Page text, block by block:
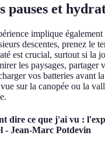
pauses et
implique également
descentes, prenez le
est crucial, surtout si la
les paysages, partager
vos batteries avant
sur la canopée ou la
dire ce que j'ai vu :
- Jean-Marc Potdevin